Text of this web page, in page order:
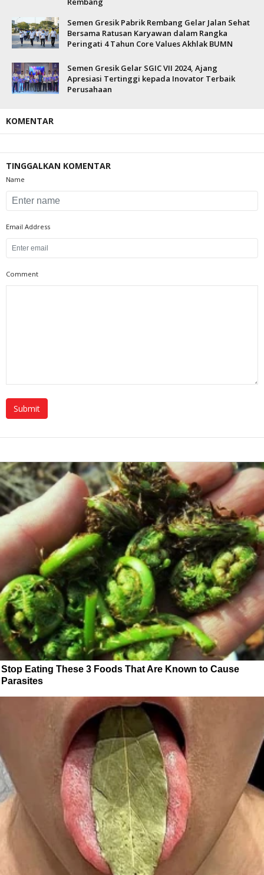
Semen Gresik Pabrik Rembang Gelar Jalan Sehat
Bersama Ratusan Karyawan dalam Rangka
Peringati 4 Tahun Core Values Akhlak BUMN
Semen Gresik Gelar SGIC VII 2024, Ajang
Apresiasi Tertinggi kepada Inovator Terbaik
Perusahaan
KOMENTAR
TINGGALKAN KOMENTAR
Name
Email Address
Comment
Stop Eating These 3 Foods That Are Known to Cause
Parasites